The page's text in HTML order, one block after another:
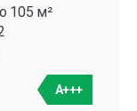
105 м²
A+++